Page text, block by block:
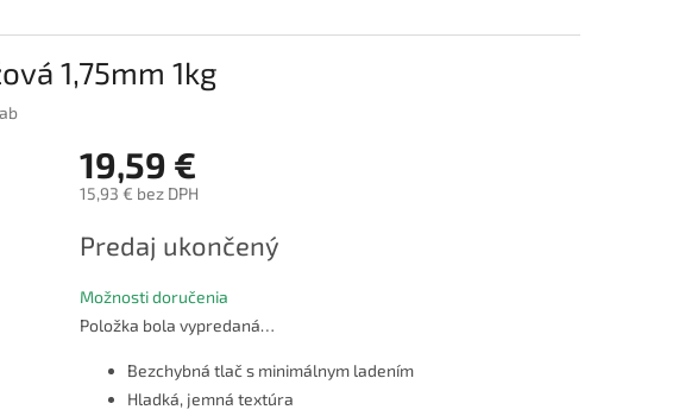
1,75mm 1kg
19,59 €
15,93 € bez DPH
cena:
Predaj ukončený
Možnosti doručenia
Položka bola vypredaná…
Bezchybná tlač s minimálnym ladením
Hladká, jemná textúra